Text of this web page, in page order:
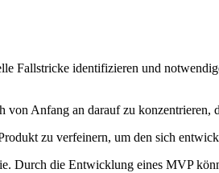
Fallstricke identifizieren und
Anfang an darauf zu konzentrieren,
zu verfeinern, um den sich
Durch die Entwicklung eines MVP